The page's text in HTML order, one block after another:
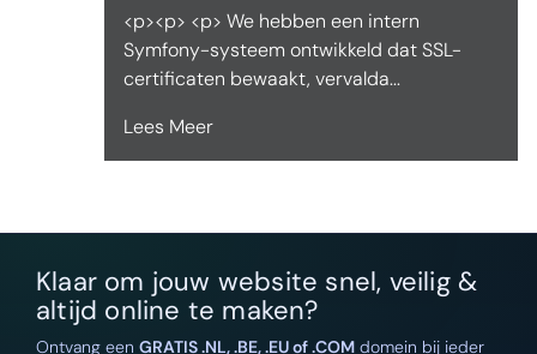
<p><p> <p> We hebben een intern
Symfony-systeem ontwikkeld dat SSL-
certificaten bewaakt, vervalda...
Lees Meer
Klaar om jouw website snel, veilig &
altijd online te maken?
Ontvang een GRATIS .NL, .BE, .EU of .COMdomein bij ieder